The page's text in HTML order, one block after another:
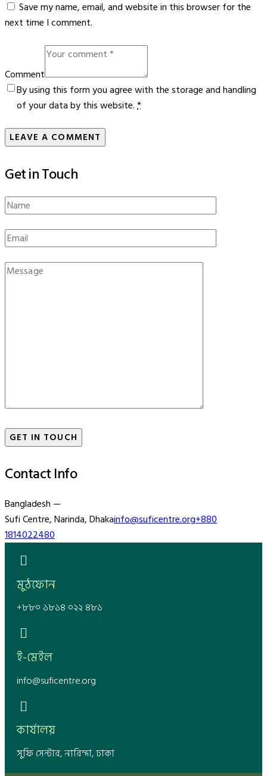
Save my name, email, and website in this browser for the
next time I comment.
Comment
By using this form you agree with the storage and handling
of your data by this website.*
Get in Touch
Contact Info
Bangladesh —
Sufi Centre, Narinda, Dhakainfo@suficentre.org+880
1814022480
মুঠফোন
+৮৮০ ১৮১৪ ০২২ ৪৮১
ই-মেইল
info@suficentre.org
কার্যালয়
সুফি সেন্টার, নারিন্দা, ঢাকা